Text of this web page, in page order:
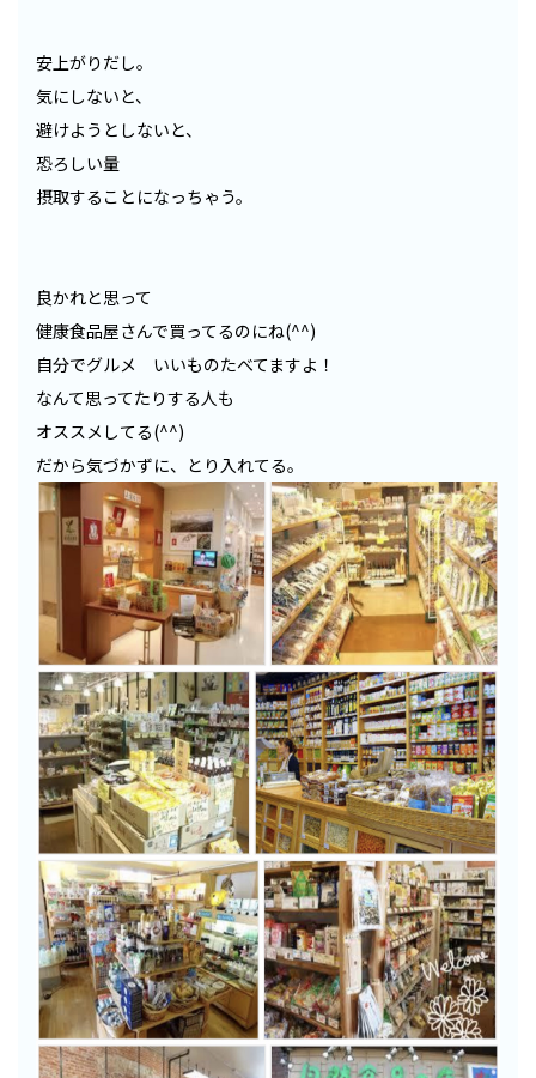
安上がりだし。
気にしないと、
避けようとしないと、
恐ろしい量
摂取することになっちゃう。
良かれと思って
健康食品屋さんで買ってるのにね(^^)
自分でグルメ いいものたべてますよ！
なんて思ってたりする人も
オススメしてる(^^)
だから気づかずに、とり入れてる。